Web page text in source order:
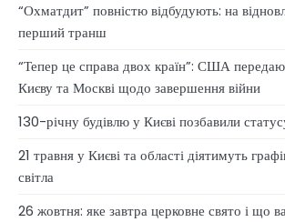
“Охматдит” повністю відбудують: на
перший транш
“Тепер це справа двох країн”: США
Києву та Москві щодо завершення війни
130-річну будівлю у Києві позбавили
21 травня у Києві та області діятимуть
світла
26 жовтня: яке завтра церковне свято і що